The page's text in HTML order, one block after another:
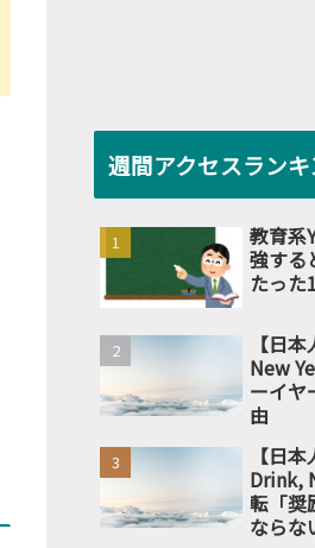
週間アクセスラン
教育系
強する
たった
【日
New
ーイヤ
由
【日
Drink,
転「奨
ならな